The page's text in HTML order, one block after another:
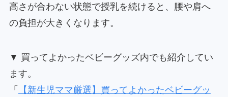
高さが合わない状態で授乳を続けると、腰や肩へ
の負担が大きくなります。
▼ 買ってよかったベビーグッズ内でも紹介してい
ます。
「
【新生児ママ厳選】買ってよかったベビーグッ